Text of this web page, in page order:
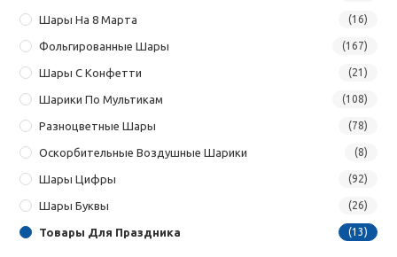
Шары На 8 Марта (16)
Фольгированные Шары (167)
Шары С Конфетти (21)
Шарики По Мультикам (108)
Разноцветные Шары (78)
Оскорбительные Воздушные Шарики (8)
Шары Цифры (92)
Шары Буквы (26)
Товары Для Праздника (13)